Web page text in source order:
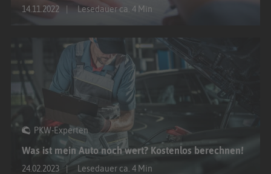
14.11.2022 Lesedauer ca. 4 Min
PKW-Experten
Was ist mein Auto noch wert? Kostenlos berechnen!
24.02.2023 Lesedauer ca. 4 Min